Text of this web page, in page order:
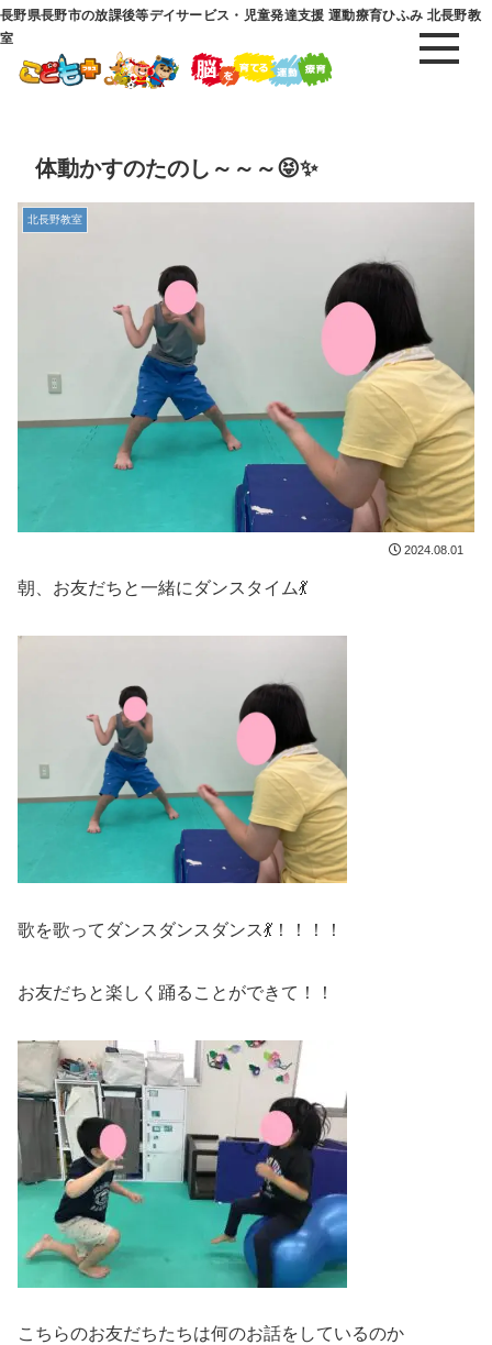
長野県長野市の放課後等デイサービス・児童発達支援 運動療育ひふみ 北長野教
室
体動かすのたのし～～～😝✨
北長野教室
2024.08.01
朝、お友だちと一緒にダンスタイム💃
歌を歌ってダンスダンスダンス💃！！！！
お友だちと楽しく踊ることができて！！
こちらのお友だちたちは何のお話をしているのか